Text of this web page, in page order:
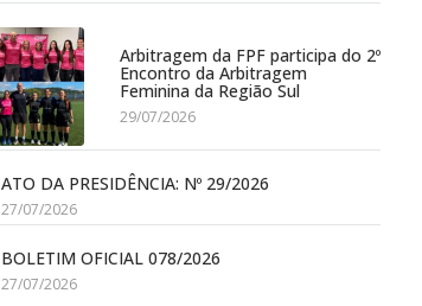
Arbitragem da FPF participa do 2º
Encontro da Arbitragem
Feminina da Região Sul
29/07/2026
ATO DA PRESIDÊNCIA: Nº 29/2026
27/07/2026
BOLETIM OFICIAL 078/2026
27/07/2026